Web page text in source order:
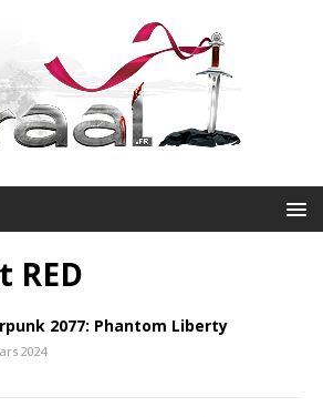
RED
2077: Phantom Liberty
2024